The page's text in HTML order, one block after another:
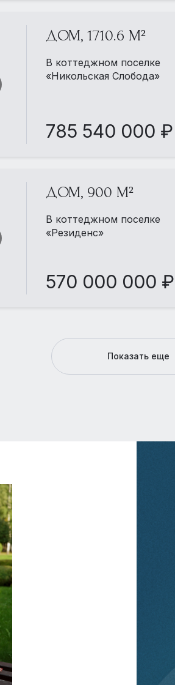
ДОМ, 1710.6 М²
В коттеджном поселке
«Никольская Слобода»
785 540 000 ₽
ДОМ, 900 М²
В коттеджном поселке
«Резиденс»
570 000 000 ₽
Показать еще